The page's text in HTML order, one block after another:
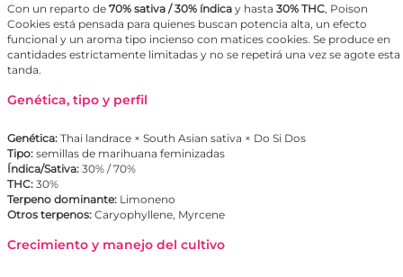
Con un reparto de 70% sativa / 30% índica y hasta 30% THC, Poison
Cookies está pensada para quienes buscan potencia alta, un efecto
funcional y un aroma tipo incienso con matices cookies. Se produce en
cantidades estrictamente limitadas y no se repetirá una vez se agote esta
tanda.
Genética, tipo y perfil
Genética: Thai landrace × South Asian sativa × Do Si Dos
Tipo: semillas de marihuana feminizadas
Índica/Sativa: 30% / 70%
THC: 30%
Terpeno dominante: Limoneno
Otros terpenos: Caryophyllene, Myrcene
Crecimiento y manejo del cultivo